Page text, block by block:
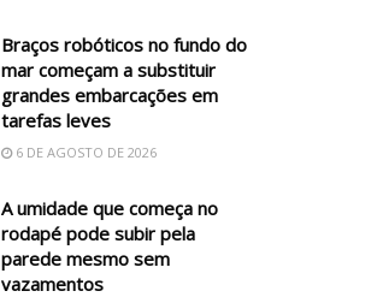
Braços robóticos no fundo do
mar começam a substituir
grandes embarcações em
tarefas leves
6 DE AGOSTO DE 2026
A umidade que começa no
rodapé pode subir pela
parede mesmo sem
vazamentos